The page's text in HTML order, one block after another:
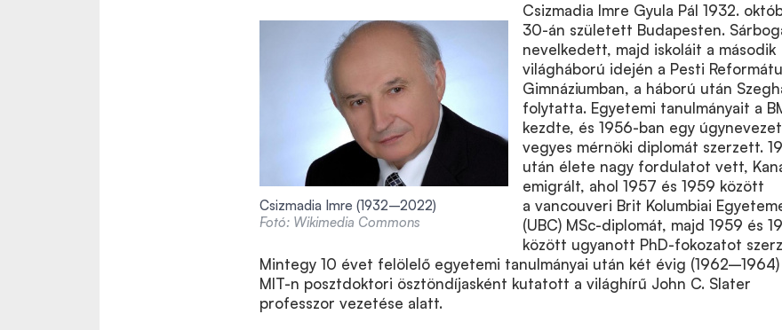
Csizmadia Imre (1932–2022)
Fotó: Wikimedia Commons
Csizmadia Imre Gyula Pál 1932.
30-án született Budapesten.
nevelkedett, majd iskoláit a második
világháború idején a Pesti
Gimnáziumban, a háború után
folytatta. Egyetemi tanulmányait a
kezdte, és 1956-ban egy
vegyes mérnöki diplomát szerzett.
után élete nagy fordulatot vett,
emigrált, ahol 1957 és 1959 között
a vancouveri Brit Kolumbiai
(UBC) MSc-diplomát, majd 1959 és
között ugyanott PhD-fokozatot
Mintegy 10 évet felölelő egyetemi tanulmányai után két évig (1962–1964)
MIT-n posztdoktori ösztöndíjasként kutatott a világhírű John C. Slater
professzor vezetése alatt.